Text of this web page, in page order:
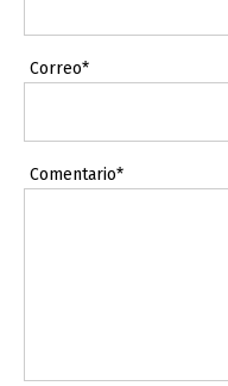
Correo*
Comentario*